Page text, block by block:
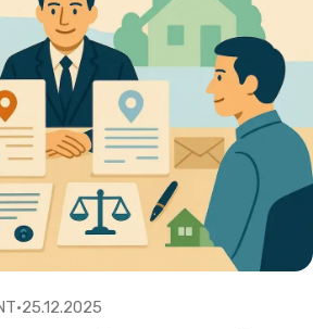
25.12.2025